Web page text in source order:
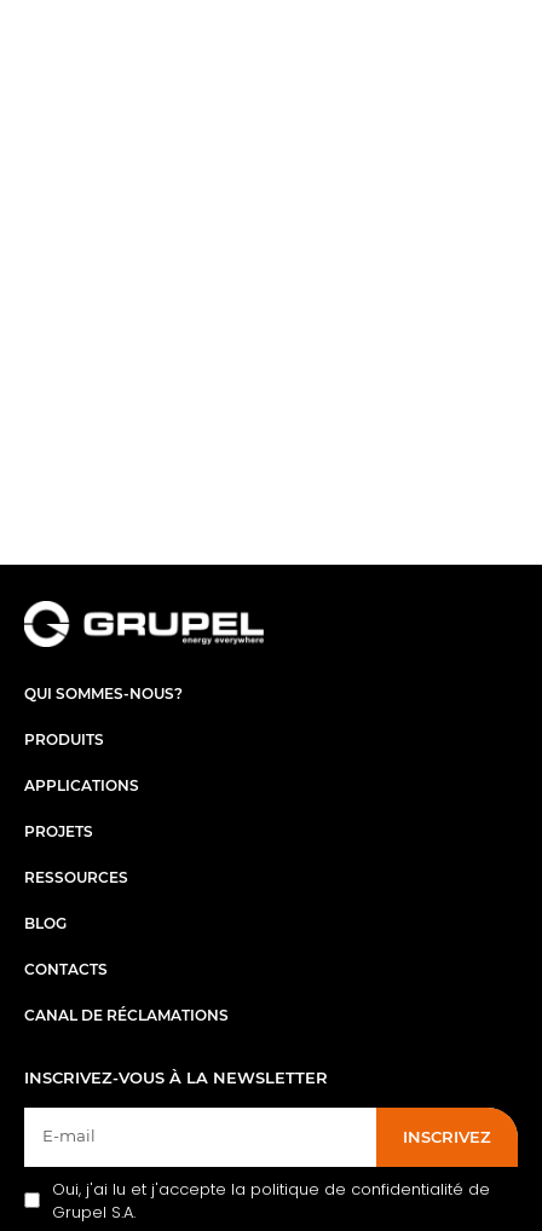
QUI SOMMES-NOUS?
PRODUITS
APPLICATIONS
PROJETS
RESSOURCES
BLOG
CONTACTS
CANAL DE RÉCLAMATIONS
INSCRIVEZ-VOUS À LA NEWSLETTER
INSCRIVEZ
Oui, j'ai lu et j'accepte la politique de confidentialité de
Grupel S.A.